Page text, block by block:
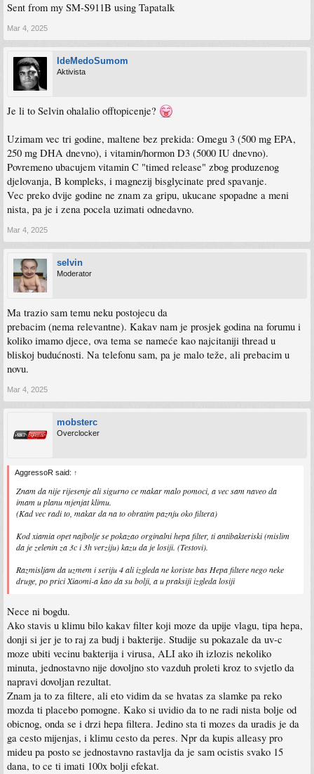
Sent from my SM-S911B using Tapatalk
Mar 4, 2025
IdeMedoSumom
Aktivista
Je li to Selvin ohalalio offtopicenje?
Uzimam vec tri godine, maltene bez prekida: Omegu 3 (500 mg EPA,
250 mg DHA dnevno), i vitamin/hormon D3 (5000 IU dnevno).
Povremeno ubacujem vitamin C "timed release" zbog produzenog
djelovanja, B kompleks, i magnezij bisglycinate pred spavanje.
Vec preko dvije godine ne znam za gripu, ukucane spopadne a meni
nista, pa je i zena pocela uzimati odnedavno.
Mar 4, 2025
selvin
Moderator
Ma trazio sam temu neku postojecu da
prebacim (nema relevantne). Kakav nam je prosjek godina na forumu i
koliko imamo djece, ova tema se nameće kao najcitaniji thread u
bliskoj budućnosti. Na telefonu sam, pa je malo teže, ali prebacim u
novu.
Mar 4, 2025
mobsterc
Overclocker
AggressoR said: ↑
Znam da nije rijesenje ali sigurno ce makar malo pomoci, a vec sam naveo da
imam u planu mjenjat klimu.
(Kad vec radi to, makar da na to obratim paznju oko filtera)
Kod xiamia opet najbolje se pokazao orginalni hepa filter, ti antibakteriski (mislim
da je zelenin za 3c i 3h verziju) kazu da je losiji. (Testovi).
Razmisljam da uzmem i seriju 4 ali izgleda ne koriste bas Hepa filtere nego neke
druge, po prici Xiaomi-a kao da su bolji, a u praksiji izgleda losiji
Nece ni bogdu.
Ako stavis u klimu bilo kakav filter koji moze da upije vlagu, tipa hepa,
donji si jer je to raj za budj i bakterije. Studije su pokazale da uv-c
moze ubiti vecinu bakterija i virusa, ALI ako ih izlozis nekoliko
minuta, jednostavno nije dovoljno sto vazduh proleti kroz to svjetlo da
napravi dovoljan rezultat.
Znam ja to za filtere, ali eto vidim da se hvatas za slamke pa reko
mozda ti placebo pomogne. Kako si uvidio da to ne radi nista bolje od
obicnog, onda se i drzi hepa filtera. Jedino sta ti mozes da uradis je da
ga cesto mijenjas, i klimu cesto da peres. Npr da kupis alleasy pro
mideu pa posto se jednostavno rastavlja da je sam ocistis svako 15
dana, to ce ti imati 100x bolji efekat.